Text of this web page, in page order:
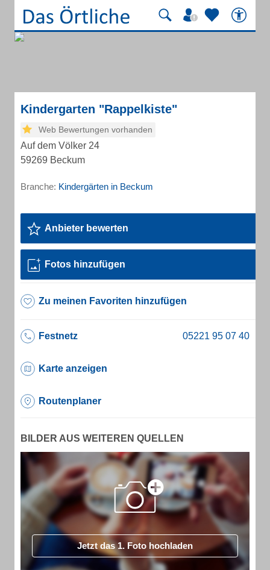
Kindergarten "Rappelkiste"
Web Bewertungen vorhanden
Auf dem Völker 24
59269 Beckum
Branche: Kindergärten in Beckum
Anbieter bewerten
Fotos hinzufügen
Zu meinen Favoriten hinzufügen
Festnetz
Karte anzeigen
Routenplaner
BILDER AUS WEITEREN QUELLEN
Jetzt das 1. Foto hochladen